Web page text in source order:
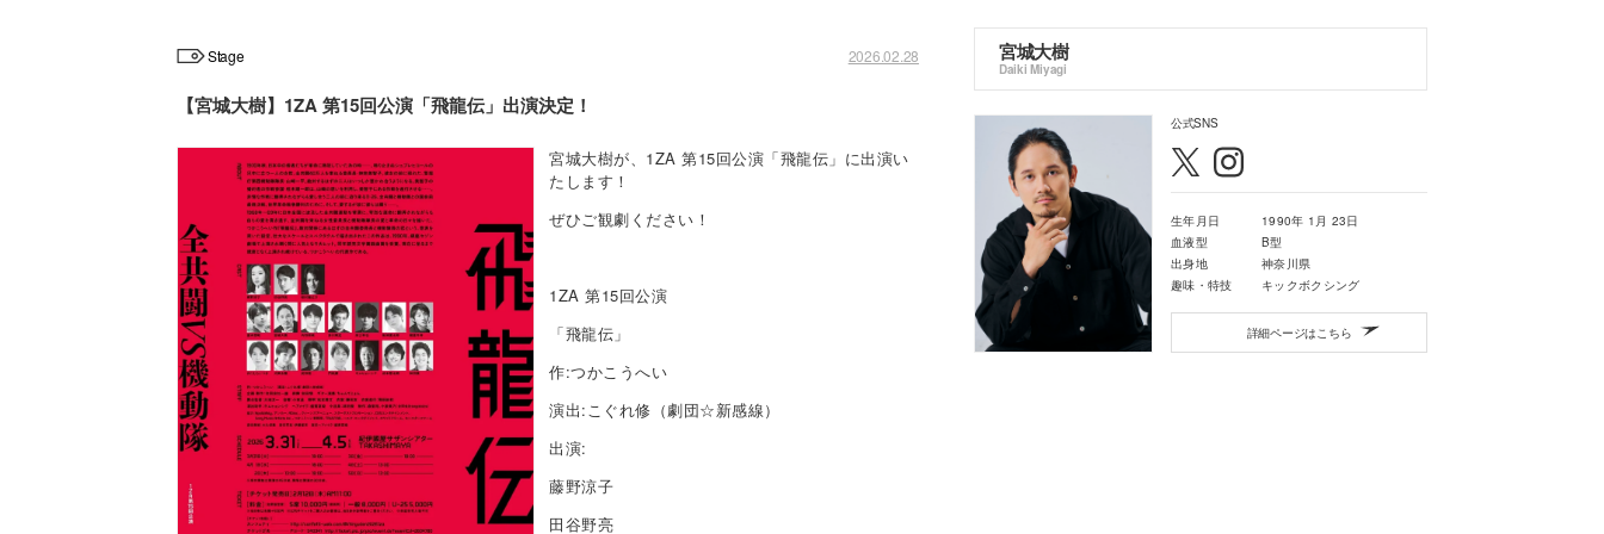
Stage 2026.02.28
【宮城大樹】1ZA 第15回公演「飛龍伝」出演決定！
宮城大樹が、1ZA 第15回公演「飛龍伝」に出演い
たします！
ぜひご観劇ください！
1ZA 第15回公演
「飛龍伝」
作:つかこうへい
演出:こぐれ修（劇団☆新感線）
出演:
藤野涼子
田谷野亮
宮城大樹
Daiki Miyagi
公式SNS
生年月日
1990年 1月 23日
血液型
B型
出身地
神奈川県
趣味・特技
キックボクシング
詳細ページはこちら